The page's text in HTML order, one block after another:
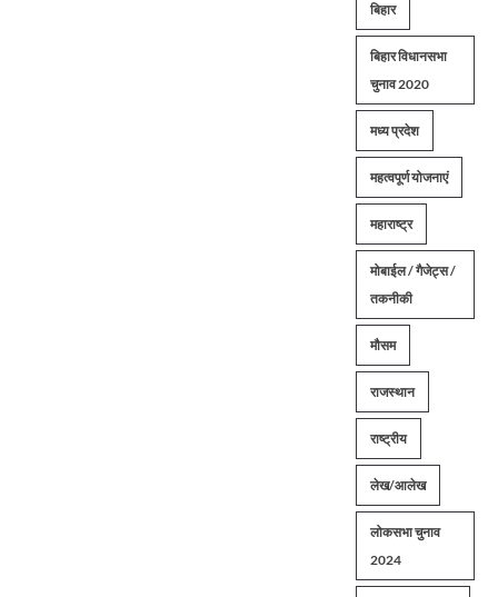
बिहार
बिहार विधानसभा
चुनाव 2020
मध्य प्रदेश
महत्वपूर्ण योजनाएं
महाराष्ट्र
मोबाईल / गैजेट्स /
तकनीकी
मौसम
राजस्थान
राष्ट्रीय
लेख/आलेख
लोकसभा चुनाव
2024